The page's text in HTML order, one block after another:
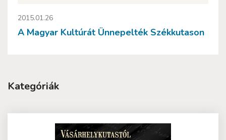
2015.01.26
A Magyar Kultúrát Ünnepelték Székkutason
Kategóriák